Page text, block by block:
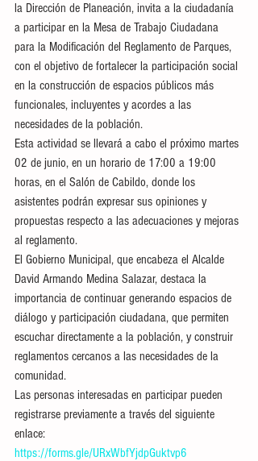
la Dirección de Planeación, invita a la ciudadanía
a participar en la Mesa de Trabajo Ciudadana
para la Modificación del Reglamento de Parques,
con el objetivo de fortalecer la participación social
en la construcción de espacios públicos más
funcionales, incluyentes y acordes a las
necesidades de la población.
Esta actividad se llevará a cabo el próximo martes
02 de junio, en un horario de 17:00 a 19:00
horas, en el Salón de Cabildo, donde los
asistentes podrán expresar sus opiniones y
propuestas respecto a las adecuaciones y mejoras
al reglamento.
El Gobierno Municipal, que encabeza el Alcalde
David Armando Medina Salazar, destaca la
importancia de continuar generando espacios de
diálogo y participación ciudadana, que permiten
escuchar directamente a la población, y construir
reglamentos cercanos a las necesidades de la
comunidad.
Las personas interesadas en participar pueden
registrarse previamente a través del siguiente
enlace:
https://forms.gle/URxWbfYjdpGuktvp6